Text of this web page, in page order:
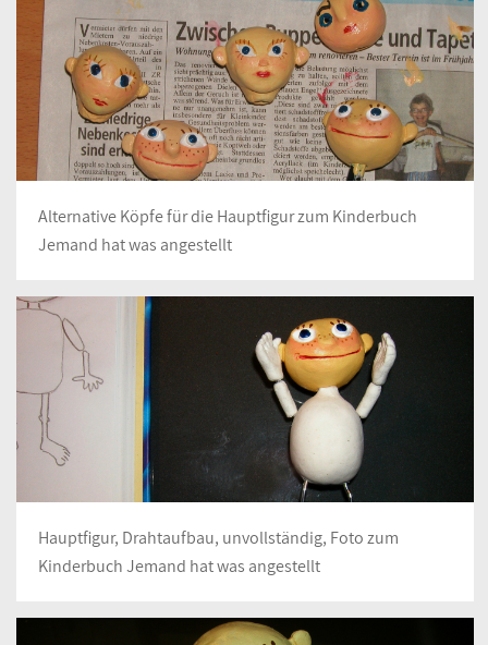
Alternative Köpfe für die Hauptfigur zum Kinderbuch
Jemand hat was angestellt
Hauptfigur, Drahtaufbau, unvollständig, Foto zum
Kinderbuch Jemand hat was angestellt